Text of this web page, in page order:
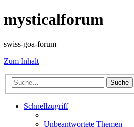
mysticalforum
swiss-goa-forum
Zum Inhalt
Suche
Schnellzugriff
Unbeantwortete Themen